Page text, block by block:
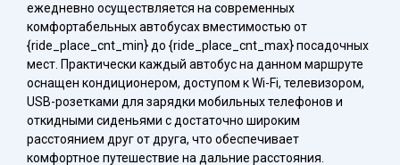
ежедневно осуществляется на современных
комфортабельных автобусах вместимостью от
{ride_place_cnt_min} до {ride_place_cnt_max} посадочных
мест. Практически каждый автобус на данном маршруте
оснащен кондиционером, доступом к Wi-Fi, телевизором,
USB-розетками для зарядки мобильных телефонов и
откидными сиденьями с достаточно широким
расстоянием друг от друга, что обеспечивает
комфортное путешествие на дальние расстояния.